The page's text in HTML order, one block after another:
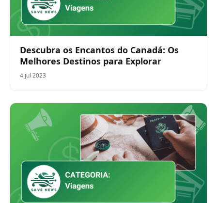
Descubra os Encantos do Canadá: Os
Melhores Destinos para Explorar
4 jul 2023